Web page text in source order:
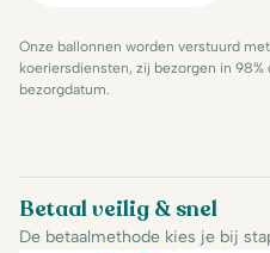
Onze ballonnen worden verstuurd
koeriersdiensten, zij bezorgen in
bezorgdatum.
Betaal veilig & snel
De betaalmethode kies je bij